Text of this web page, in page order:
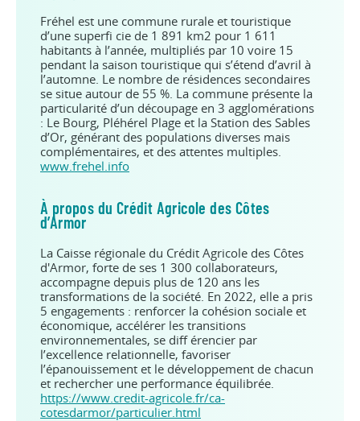
Fréhel est une commune rurale et touristique
d’une superfi cie de 1 891 km2 pour 1 611
habitants à l’année, multipliés par 10 voire 15
pendant la saison touristique qui s’étend d’avril à
l’automne. Le nombre de résidences secondaires
se situe autour de 55 %. La commune présente la
particularité d’un découpage en 3 agglomérations
: Le Bourg, Pléhérel Plage et la Station des Sables
d’Or, générant des populations diverses mais
complémentaires, et des attentes multiples.
www.frehel.info
À propos du Crédit Agricole des Côtes
d’Armor
La Caisse régionale du Crédit Agricole des Côtes
d'Armor, forte de ses 1 300 collaborateurs,
accompagne depuis plus de 120 ans les
transformations de la société. En 2022, elle a pris
5 engagements : renforcer la cohésion sociale et
économique, accélérer les transitions
environnementales, se diff érencier par
l’excellence relationnelle, favoriser
l’épanouissement et le développement de chacun
et rechercher une performance équilibrée.
https://www.credit-agricole.fr/ca-
cotesdarmor/particulier.html